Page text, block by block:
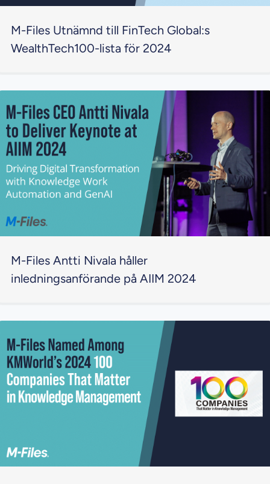
M-Files Utnämnd till FinTech Global:s
WealthTech100-lista för 2024
M-Files Antti Nivala håller
inledningsanförande på AIIM 2024